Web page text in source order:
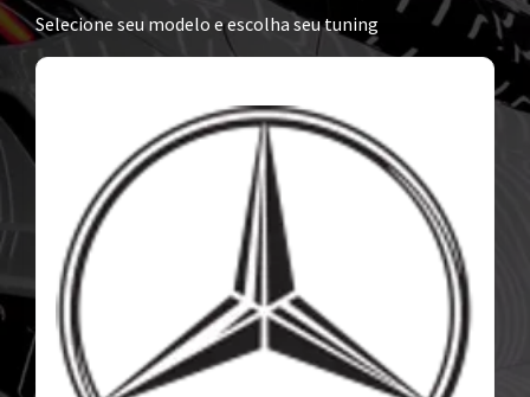
Selecione seu modelo e escolha seu tuning